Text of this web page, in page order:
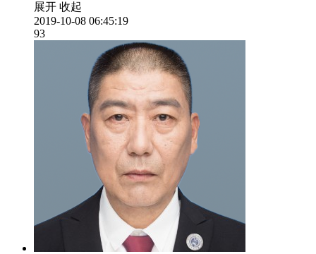
展开 收起
2019-10-08 06:45:19
93